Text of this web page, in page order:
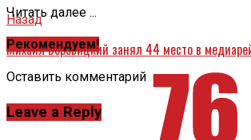
Назад
Михаил Боровицкий занял 44 место в
Читать далее ...
Рекомендуем!
Оставить комментарий
Leave a Reply